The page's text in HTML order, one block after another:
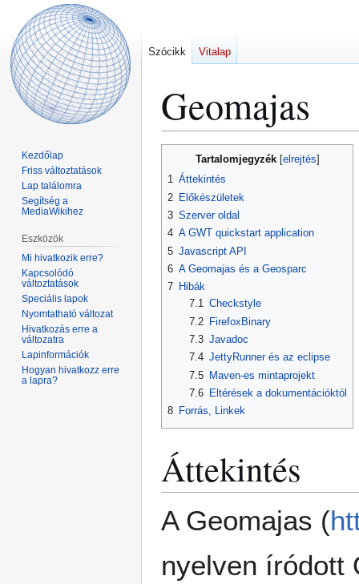
Geomajas
Tartalomjegyzék
1 Áttekintés
2 Előkészületek
3 Szerver oldal
4 A GWT quickstart application
5 Javascript API
6 A Geomajas és a Geosparc
7 Hibák
7.1 Checkstyle
7.2 FirefoxBinary
7.3 Javadoc
7.4 JettyRunner és az eclipse
7.5 Maven-es mintaprojekt
7.6
Eltérések a dokumentációktól
8 Forrás, Linkek
Áttekintés
A Geomajas (
nyelven íródott
Szócikk Vitalap
Kezdőlap
Friss változtatások
Lap találomra
Segítség a
MediaWikihez
Eszközök
Mi hivatkozik erre?
Kapcsolódó
változtatások
Speciális lapok
Nyomtatható változat
Hivatkozás erre a
változatra
Lapinformációk
Hogyan hivatkozz erre
a lapra?